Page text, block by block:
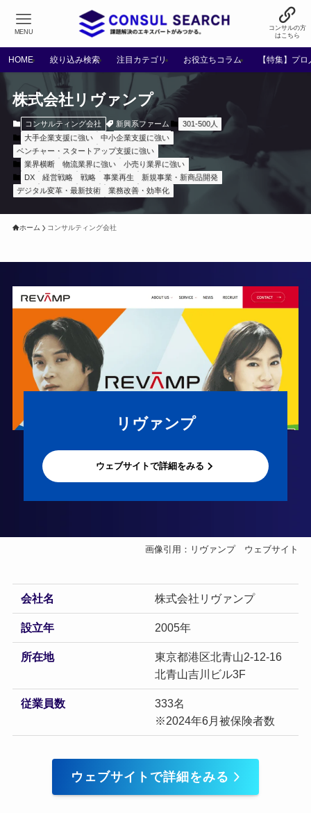
コンサルの方
はこちら
MENU
HOME 絞り込み検索 注目カテゴリ お役立ちコラム 【特集】プ
株式会社リヴァンプ
コンサルティング会社 新興系ファーム
301-500人
大手企業支援に強い
中小企業支援に強い
ベンチャー・スタートアップ支援に強い
業界横断
物流業界に強い
小売り業界に強い
DX
経営戦略 戦略 事業再生
新規事業・新商品開発
デジタル変革・最新技術
業務改善・効率化
ホーム コンサルティング会社
リヴァンプ
ウェブサイトで詳細をみる
画像引用：リヴァンプ ウェブサイト
会社名 株式会社リヴァンプ
設立年 2005年
所在地
東京都港区北青山2-12-16
北青山吉川ビル3F
従業員数
333名
※2024年6月被保険者数
ウェブサイトで詳細をみる